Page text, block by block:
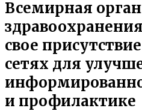
Всемирная
свое
сетях для
и профилактике